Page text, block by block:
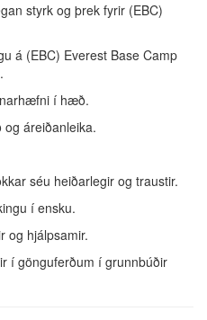
styrk og þrek fyrir (EBC)
á (EBC) Everest Base Camp
í hæð.
áreiðanleika.
séu heiðarlegir og traustir.
í ensku.
og hjálpsamir.
í gönguferðum í grunnbúðir